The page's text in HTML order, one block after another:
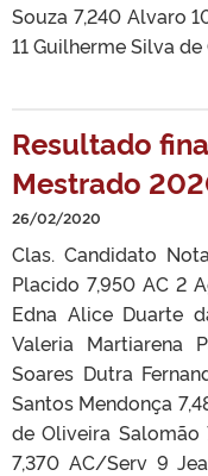
Souza 7,240 Alvaro
11 Guilherme Silva
Resultado
Mestrado
26/02/2020
Clas. Candidato
Placido 7,950 AC 2
Edna Alice Duarte
Valeria Martiarena
Soares Dutra
Santos Mendonça
de Oliveira Salomão
7,370 AC/Serv 9